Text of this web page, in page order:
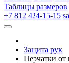
Таблицы размеров
+7 812 424-15-15
Защита рук
Перчатки от